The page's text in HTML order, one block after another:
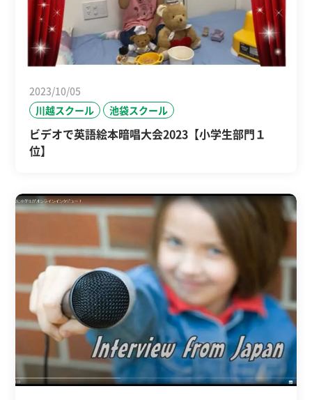
2023/10/05
川越スクール
池袋スクール
ビデオで英語絵本暗唱大会2023【小学生部門１
位】